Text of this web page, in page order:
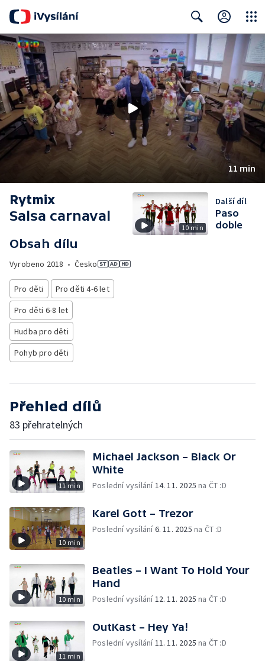
Search Close
11 min
Rytmix
Salsa carnaval
Obsah dílu
Vyrobeno 2018 • Česko
Pro děti
Pro děti 4-6 let
Pro děti 6-8 let
Hudba pro děti
Pohyb pro děti
10 min
Další díl
Paso
doble
Přehled dílů
83 přehratelných
11 min
Michael Jackson – Black Or
White
Poslední vysílání14. 11. 2025 na ČT :D
10 min
Karel Gott – Trezor
Poslední vysílání6. 11. 2025 na ČT :D
10 min
Beatles – I Want To Hold Your
Hand
Poslední vysílání12. 11. 2025 na ČT :D
11 min
OutKast – Hey Ya!
Poslední vysílání11. 11. 2025 na ČT :D